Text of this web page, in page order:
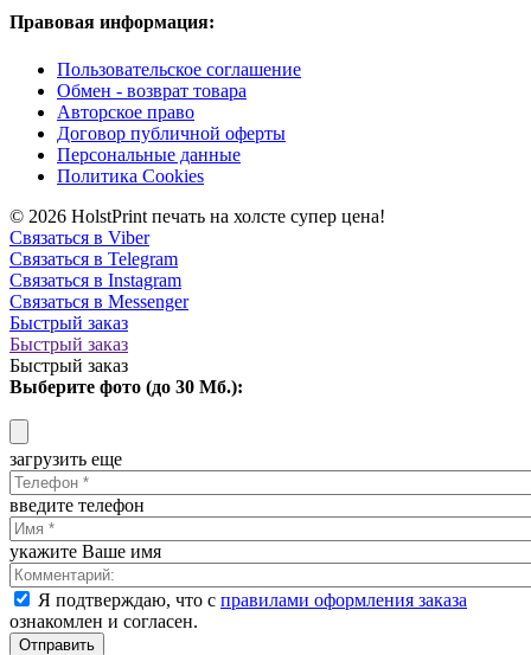
Правовая информация:
Пользовательское соглашение
Обмен - возврат товара
Авторское право
Договор публичной оферты
Персональные данные
Политика Cookies
© 2026 HolstPrint печать на холсте супер цена!
Связаться в Viber
Связаться в Telegram
Связаться в Instagram
Связаться в Messenger
Быстрый заказ
Быстрый заказ
Быстрый заказ
Выберите фото (до 30 Мб.):
загрузить еще
введите телефон
укажите Ваше имя
Я подтверждаю, что с правилами оформления заказа
ознакомлен и согласен.
Отправить